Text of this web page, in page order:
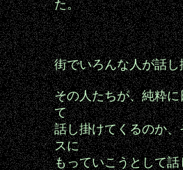
た。
街でいろんな人が話
その人たちが、純粋
て
話し掛けてくるのか
スに
もっていこうとして